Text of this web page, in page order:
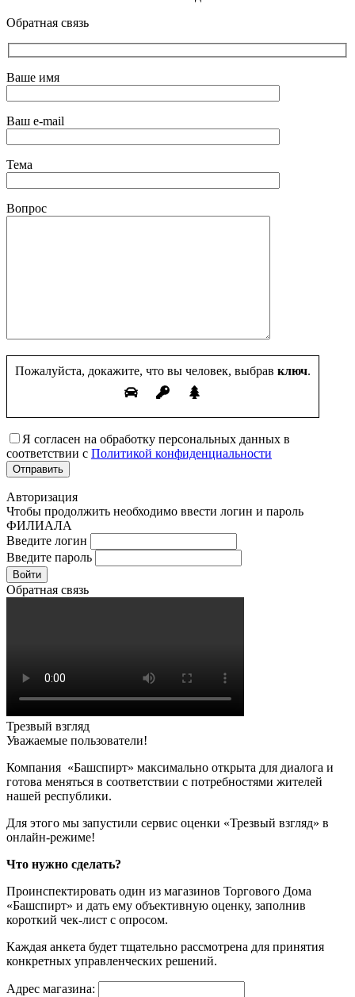
Обратная связь
Ваше имя
Ваш e-mail
Тема
Вопрос
Пожалуйста, докажите, что вы человек, выбрав ключ.
Я согласен на обработку персональных данных в
соответствии с Политикой конфиденциальности
Авторизация
Чтобы продолжить необходимо ввести логин и пароль
ФИЛИАЛА
Введите логин
Введите пароль
Войти
Обратная связь
Трезвый взгляд
Уважаемые пользователи!
Компания «Башспирт» максимально открыта для диалога и
готова меняться в соответствии с потребностями жителей
нашей республики.
Для этого мы запустили сервис оценки «Трезвый взгляд» в
онлайн-режиме!
Что нужно сделать?
Проинспектировать один из магазинов Торгового Дома
«Башспирт» и дать ему объективную оценку, заполнив
короткий чек-лист с опросом.
Каждая анкета будет тщательно рассмотрена для принятия
конкретных управленческих решений.
Адрес магазина: